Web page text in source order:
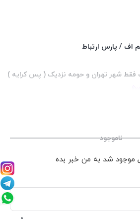
اف / پارس ارتباط
ناموجود
شد به من خبر بده